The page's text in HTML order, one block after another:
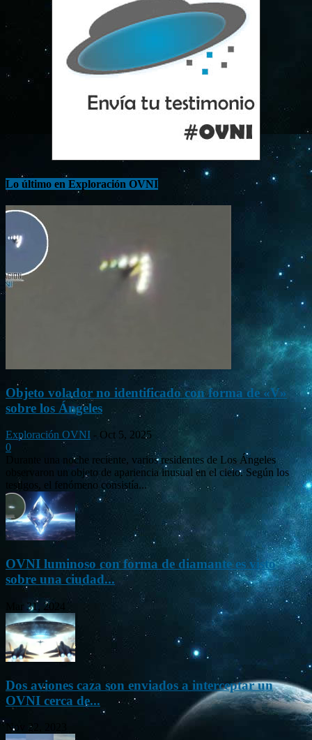
Lo último en Exploración OVNI
Objeto volador no identificado con forma de «V»
sobre los Ángeles
Exploración OVNI - Oct 5, 2025
0
Durante una noche reciente, varios residentes de Los Ángeles
observaron un objeto de apariencia inusual en el cielo. Según los
testigos, el fenómeno consistía...
OVNI luminoso con forma de diamante es visto
sobre una ciudad...
Mar 31, 2024
Dos aviones caza son enviados a interceptar un
OVNI cerca de...
Nov 22, 2023